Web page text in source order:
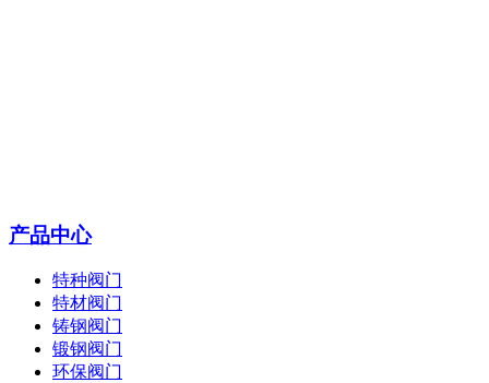
产品中心
特种阀门
特材阀门
铸钢阀门
锻钢阀门
环保阀门